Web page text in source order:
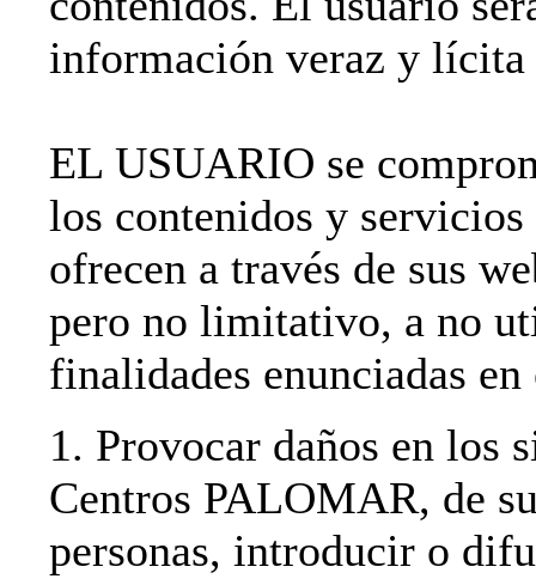
información veraz y lícita
EL USUARIO se
los contenidos y
ofrecen a través de sus
pero no limitativo, a no
finalidades enunciadas
1. Provocar daños en los
Centros PALOMAR, de
personas, introducir o